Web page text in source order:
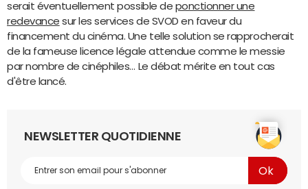
serait éventuellement possible de ponctionner une
redevance sur les services de SVOD en faveur du
financement du cinéma. Une telle solution se rapprocherait
de la fameuse licence légale attendue comme le messie
par nombre de cinéphiles… Le débat mérite en tout cas
d'être lancé.
NEWSLETTER QUOTIDIENNE